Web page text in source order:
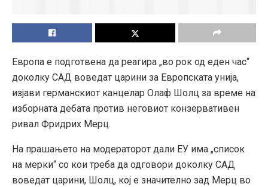
Европа е подготвена да реагира „во рок од еден час“
доколку САД воведат царини за Европската унија,
изјави германскиот канцелар Олаф Шолц за време на
изборната дебата против неговиот конзервативен
ривал Фридрих Мерц.
На прашањето на модераторот дали ЕУ има „список
на мерки“ со кои треба да одговори доколку САД
воведат царини, Шолц, кој е значително зад Мерц во